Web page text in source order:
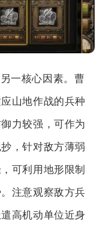
一核心因素。曹
山地作战的兵种
力较强，可作为
，针对敌方薄弱
可利用地形限制
注意观察敌方兵
高机动单位近身